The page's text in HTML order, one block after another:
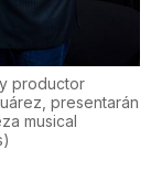
productor
presentarán
musical
)